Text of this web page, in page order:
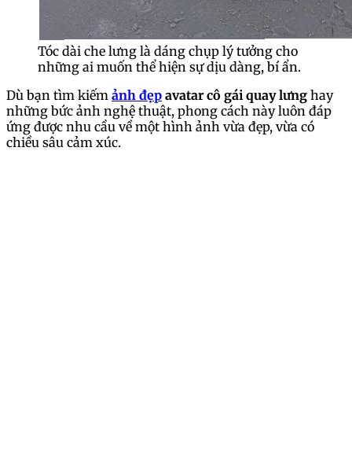
Tóc dài che lưng là dáng chụp lý tưởng cho
những ai muốn thể hiện sự dịu dàng, bí ẩn.
Dù bạn tìm kiếm ảnh đẹp avatar cô gái quay lưng hay
những bức ảnh nghệ thuật, phong cách này luôn đáp
ứng được nhu cầu về một hình ảnh vừa đẹp, vừa có
chiều sâu cảm xúc.